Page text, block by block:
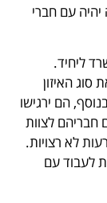
עם חברי
ליחיד.
האיזון
הם ירגישו
חבריהם לצוות
לא רצויות.
לעבוד עם